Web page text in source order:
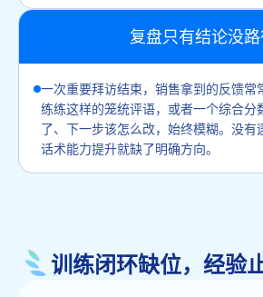
复盘只有结论没
一次重要拜访结束，销售拿到的反馈常
练练这样的笼统评语，或者一个综合分
了、下一步该怎么改，始终模糊。没有
话术能力提升就缺了明确方向。
训练闭环缺位，经验